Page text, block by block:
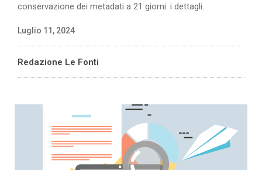
conservazione dei metadati a 21 giorni: i dettagli.
Luglio 11, 2024
Redazione Le Fonti